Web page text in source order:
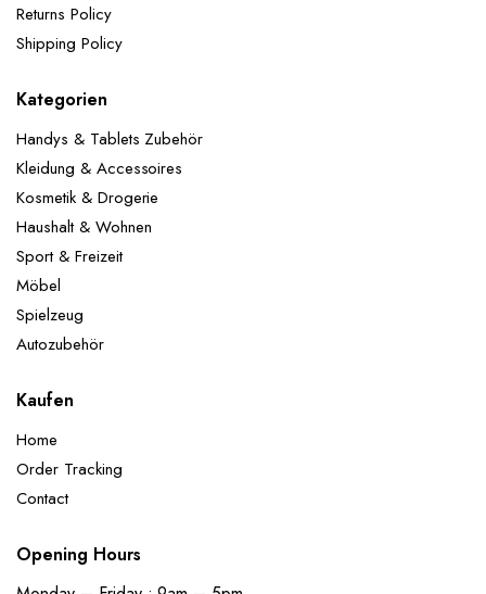
Returns Policy
Shipping Policy
Kategorien
Handys & Tablets Zubehör
Kleidung & Accessoires
Kosmetik & Drogerie
Haushalt & Wohnen
Sport & Freizeit
Möbel
Spielzeug
Autozubehör
Kaufen
Home
Order Tracking
Contact
Opening Hours